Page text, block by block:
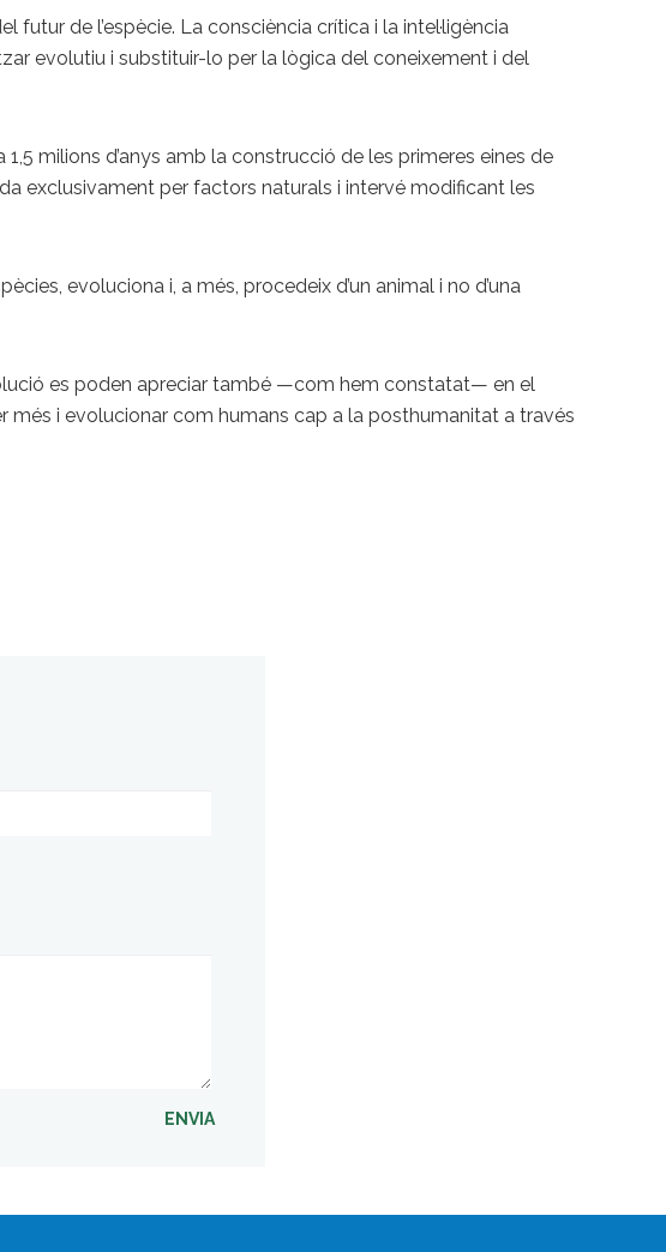
de l’espècie. La consciència crítica i la intel·ligència
evolutiu i substituir-lo per la lògica del coneixement i del
milions d’anys amb la construcció de les primeres eines de
exclusivament per factors naturals i intervé modificant les
evoluciona i, a més, procedeix d’un animal i no d’una
es poden apreciar també —com hem constatat— en el
més i evolucionar com humans cap a la posthumanitat a través
ENVIA